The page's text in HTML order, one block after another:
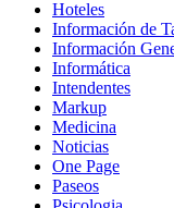
Hoteles
Información de
Información
Informática
Intendentes
Markup
Medicina
Noticias
One Page
Paseos